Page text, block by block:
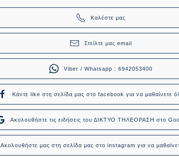
Καλέστε μας
Στείλτε μας email
Viber / Whatsapp : 6942053400
Κάντε like στη σελίδα μας στο facebook για να μαθαίνετε
Ακολουθήστε τις ειδήσεις του ΔΙΚΤΥΟ ΤΗΛΕΟΡΑΣΗ στο
Ακολουθήστε μας στη σελίδα μας στο instagram για να